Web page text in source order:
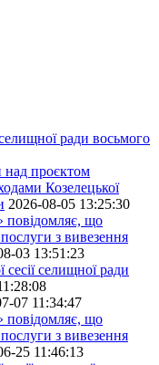
ради восьмого
проєктом
Козелецької
2026-08-05 13:25:30
що
з вивезення
03 13:51:23
сесії селищної ради
07 11:34:47
що
з вивезення
25 11:46:13